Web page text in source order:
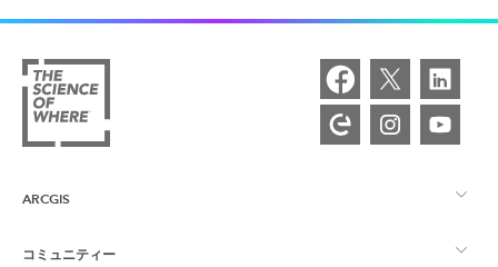
ARCGIS
ArcGIS の概要
コミュニティー